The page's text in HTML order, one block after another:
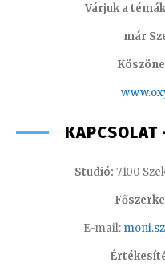
Várjuk a
már
KAPCSOLAT
Studió: 7100
E-mail: